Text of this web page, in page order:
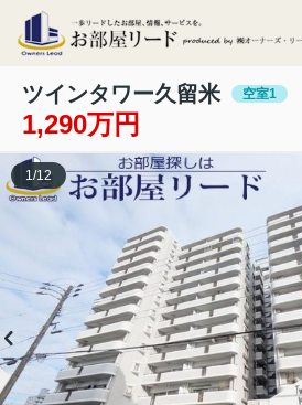
ツインタワー久留米 空室1
1,290万円
1 /12